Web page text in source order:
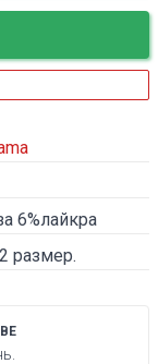
6%лайкра
размер.